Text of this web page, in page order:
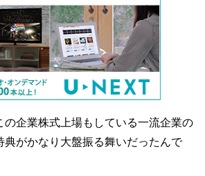
の企業株式上場もしている一流企業の
典がかなり大盤振る舞いだったんで